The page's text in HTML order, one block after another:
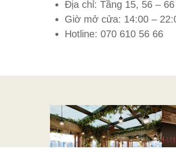
Địa chỉ: Tầng 15, 56 –
Giờ mở cửa: 14:00 –
Hotline: 070 610 56 66